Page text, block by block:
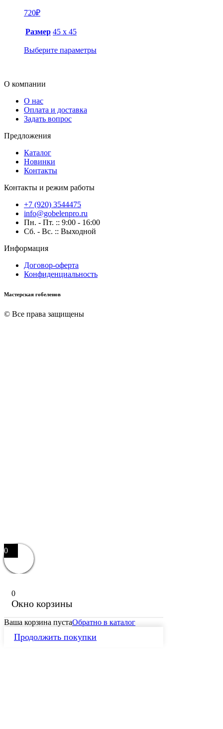
720₽
Размер 45 х 45
Выберите параметры
О компании
О нас
Оплата и доставка
Задать вопрос
Предложения
Каталог
Новинки
Контакты
Контакты и режим работы
+7 (920) 3544475
info@gobelenpro.ru
Пн. - Пт. :: 9:00 - 16:00
Сб. - Вс. :: Выходной
Информация
Договор-оферта
Конфиденциальность
Мастерская гобеленов
© Все права защищены
0
0
Окно корзины
Ваша корзина пустаОбратно в каталог
Продолжить покупки